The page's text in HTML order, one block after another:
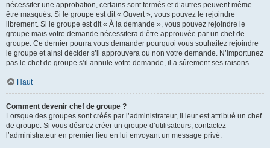
nécessiter une approbation, certains sont fermés et d’autres peuvent même
être masqués. Si le groupe est dit « Ouvert », vous pouvez le rejoindre
librement. Si le groupe est dit « À la demande », vous pouvez rejoindre le
groupe mais votre demande nécessitera d’être approuvée par un chef de
groupe. Ce dernier pourra vous demander pourquoi vous souhaitez rejoindre
le groupe et ainsi décider s’il approuvera ou non votre demande. N’importunez
pas le chef de groupe s’il annule votre demande, il a sûrement ses raisons.
Haut
Comment devenir chef de groupe ?
Lorsque des groupes sont créés par l’administrateur, il leur est attribué un chef
de groupe. Si vous désirez créer un groupe d’utilisateurs, contactez
l’administrateur en premier lieu en lui envoyant un message privé.